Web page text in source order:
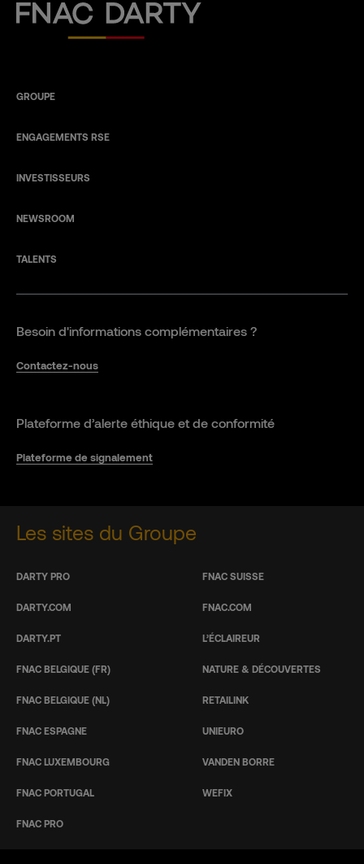
Fnac Darty
GROUPE
ENGAGEMENTS RSE
INVESTISSEURS
NEWSROOM
TALENTS
Besoin d'informations complémentaires ?
Contactez-nous
Plateforme d’alerte éthique et de conformité
Plateforme de signalement
Les sites du Groupe
DARTY PRO
DARTY.COM
DARTY.PT
FNAC BELGIQUE (FR)
FNAC BELGIQUE (NL)
FNAC ESPAGNE
FNAC LUXEMBOURG
FNAC PORTUGAL
FNAC PRO
FNAC SUISSE
FNAC.COM
L’ÉCLAIREUR
NATURE & DÉCOUVERTES
RETAILINK
UNIEURO
VANDEN BORRE
WEFIX